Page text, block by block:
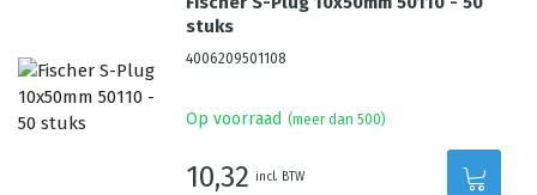
stuks
4006209501108
Op voorraad (meer dan 500)
10,32 incl. BTW